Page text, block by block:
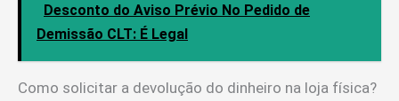
Desconto do Aviso Prévio No Pedido de
Demissão CLT: É Legal
Como solicitar a devolução do dinheiro na loja física?